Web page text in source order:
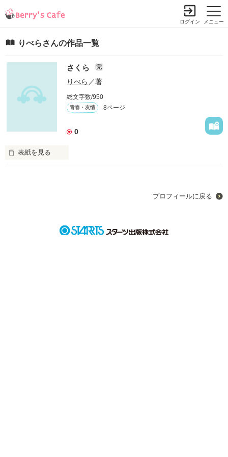
メニュー
ログイン
りべらさんの作品一覧
さくら 完
りべら ／著
総文字数/950
青春・友情 8ページ
0
表紙を見る
プロフィールに戻る